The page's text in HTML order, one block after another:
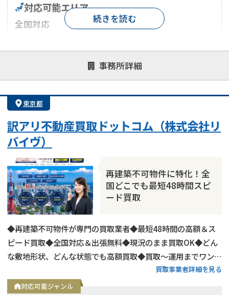
事務所詳細
対応可能エリア
全国対応
対応が親身 オンライン面談可能
レスポンスが早い
1億円以上の買取可
続きを読む
東京都
訳アリ不動産買取ドットコム（株式会社リ
バイヴ）
再建築不可物件に特化！全
国どこでも最短48時間スピ
ード買取
◆再建築不可物件が専門の買取業者◆最短48時間の高額＆ス
ピード買取◆全国対応＆出張無料◆現況のまま買取OK◆どん
な敷地形状、どんな状態でも高額買取◆買取〜運用までワンス
トップ対応◆無料査定＆相談はフォームから24時間受付
買取事業者詳細を見る
対応可能ジャンル